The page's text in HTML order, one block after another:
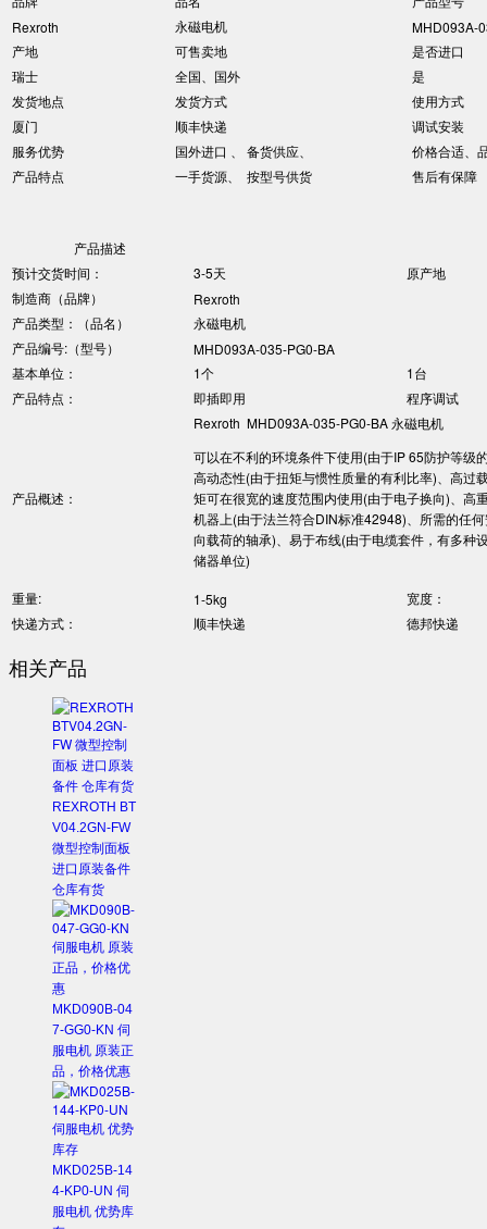
Rexroth
永磁电机
MHD093A-
产地
可售卖地
是否进口
瑞士
全国、国外
是
发货地点
发货方式
使用方式
厦门
顺丰快递
调试安装
服务优势
国外进口 、 备货供应、
价格合适、
产品特点
一手货源、 按型号供货 售后有保障
产品描述
预计交货时间：
3-5天
原产地
制造商（品牌）
Rexroth
产品类型：（品名）
永磁电机
产品编号:（型号）
MHD093A-035-PG0-BA
基本单位：
1个
1台
产品特点：
即插即用 程序调试
产品概述：
Rexroth MHD093A-035-PG0-BA 永磁电机
可以在不利的环境条件下使用(由于IP 65防护等级
高动态性(由于扭矩与惯性质量的有利比率)、高过
矩可在很宽的速度范围内使用(由于电子换向)、高
机器上(由于法兰符合DIN标准42948)、所需的任
向载荷的轴承)、易于布线(由于电缆套件，有多种
储器单位)
重量: 1-5kg
宽度：
快递方式：
顺丰快递 德邦快递
相关产品
REXROTH BT
V04.2GN-FW
微型控制面板
进口原装备件
仓库有货
MKD090B-04
7-GG0-KN 伺
服电机 原装正
品，价格优惠
MKD025B-14
4-KP0-UN 伺
服电机 优势库